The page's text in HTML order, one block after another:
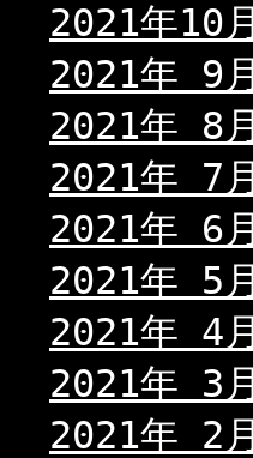
2021年10月
2021年 9月
2021年 8月
2021年 7月
2021年 6月
2021年 5月
2021年 4月
2021年 3月
2021年 2月